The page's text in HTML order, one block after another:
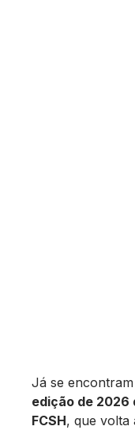
Já se
edição de 2026
FCSH, que volta